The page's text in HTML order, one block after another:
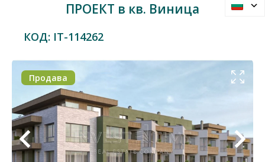
ПРОЕКТ в кв. Виница
КОД: IT-114262
Продава